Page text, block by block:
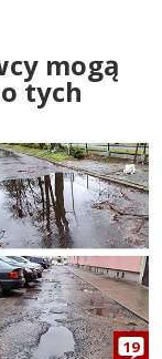
mogą
tych
19